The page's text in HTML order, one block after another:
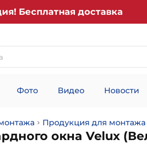
Бесплатная доставка
Фото Видео Новости
Продукция для
окна Velux